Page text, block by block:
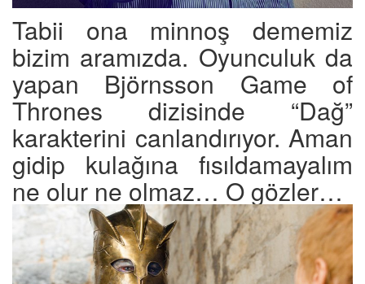
Tabii ona minnoş dememiz
bizim aramızda. Oyunculuk da
yapan Björnsson Game of
Thrones dizisinde “Dağ”
karakterini canlandırıyor. Aman
gidip kulağına fısıldamayalım
ne olur ne olmaz… O gözler…